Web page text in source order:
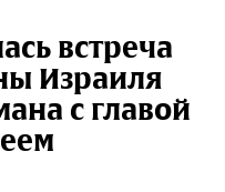
встреча
Израиля
с главой